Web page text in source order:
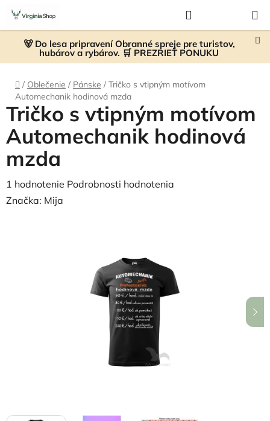
Prejsť
obsah
🐻 Do lesa pripravení Obranné spreje pre turistov,
hubárov a rybárov. 🛒 PREZRIEŤ PONUKU
KOŠÍK
Domov
/ Oblečenie / Pánske / Tričko s vtipným motívom
Automechanik hodinová mzda
Tričko s vtipným motívom
Automechanik hodinová
mzda
Priemerné
hodnotenie
1 hodnotenie Podrobnosti hodnotenia
Značka: Mija